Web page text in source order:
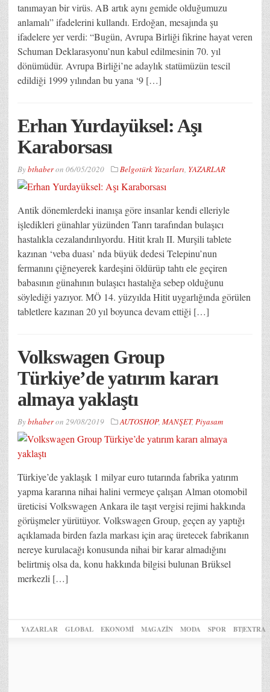
tanımayan bir virüs. AB artık aynı gemide olduğumuzu
anlamalı” ifadelerini kullandı. Erdoğan, mesajında şu
ifadelere yer verdi: “Bugün, Avrupa Birliği fikrine hayat veren
Schuman Deklarasyonu’nun kabul edilmesinin 70. yıl
dönümüdür. Avrupa Birliği’ne adaylık statümüzün tescil
edildiği 1999 yılından bu yana ‘9 […]
Erhan Yurdayüksel: Aşı
Karaborsası
Bybthaberon 06/05/2020 Belgotürk Yazarları, YAZARLAR
Antik dönemlerdeki inanışa göre insanlar kendi elleriyle
işledikleri günahlar yüzünden Tanrı tarafından bulaşıcı
hastalıkla cezalandırılıyordu. Hitit kralı II. Murşili tablete
kazınan ‘veba duası’ nda büyük dedesi Telepinu’nun
fermanını çiğneyerek kardeşini öldürüp tahtı ele geçiren
babasının günahının bulaşıcı hastalığa sebep olduğunu
söylediği yazıyor. MÖ 14. yüzyılda Hitit uygarlığında görülen
tabletlere kazınan 20 yıl boyunca devam ettiği […]
Volkswagen Group
Türkiye’de yatırım kararı
almaya yaklaştı
Bybthaberon 29/08/2019 AUTOSHOP, MANŞET, Piyasam
Türkiye’de yaklaşık 1 milyar euro tutarında fabrika yatırım
yapma kararına nihai halini vermeye çalışan Alman otomobil
üreticisi Volkswagen Ankara ile taşıt vergisi rejimi hakkında
görüşmeler yürütüyor. Volkswagen Group, geçen ay yaptığı
açıklamada birden fazla markası için araç üretecek fabrikanın
nereye kurulacağı konusunda nihai bir karar almadığını
belirtmiş olsa da, konu hakkında bilgisi bulunan Brüksel
merkezli […]
YAZARLAR GLOBAL EKONOMİ MAGAZİN MODA SPOR BT|EXTRA